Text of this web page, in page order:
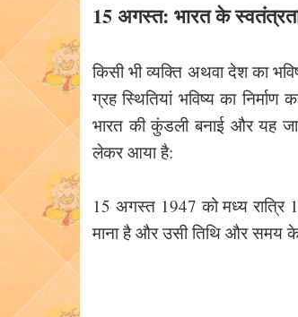
15 अगस्त: भारत के
किसी भी व्यक्ति अथवा देश का
ग्रह स्थितियां भविष्य का
भारत की कुंडली बनाई और यह
लेकर आया है:
15 अगस्त 1947 को मध्य
माना है और उसी तिथि और समय